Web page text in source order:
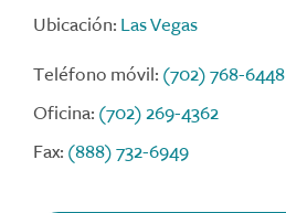
Ubicación: Las Vegas
Teléfono móvil: (702) 768-6448
Oficina: (702) 269-4362
Fax: (888) 732-6949